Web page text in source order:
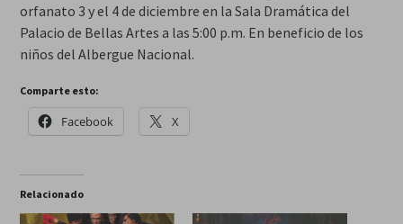
orfanato 3 y el 4 de diciembre en la Sala Dramática del
Palacio de Bellas Artes a las 5:00 p.m. En beneficio de los
niños del Albergue Nacional.
Comparte esto:
Facebook X
Relacionado